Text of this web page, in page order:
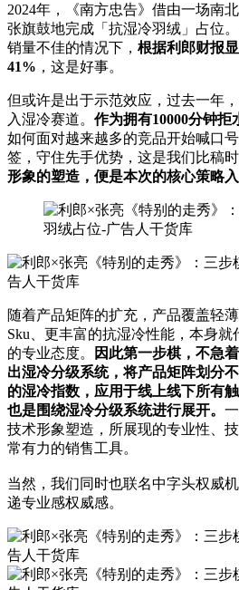
2024年，《南方忠告》借由一场南
张旗鼓地完成「抗湿冷羽绒」占位
销量不佳的情况下， 根据利郎财报显
41% ，这是好事。
但或许是出于示范效应，过去一年
入湿冷赛道。 作为拥有10000分钟拒
如何面对越来越多的竞品开始喊口
签，守住先手优势，这是我们比稿时
形象的塑造，便是本次的核心策略入
随着产品矩阵的扩充，产品覆盖轻
Sku、更丰富的抗湿冷性能，本身
的专业态度。
因此第一步棋，不急
出湿冷分级系统，将产品矩阵划分
的湿冷指数，应用于线上线下所有
也是围绕湿冷分级系统进行展开。
技术形象塑造，所展现的专业性、
常有力的销售工具。
当然，我们同时也联名中字头权威
递专业感权威感。